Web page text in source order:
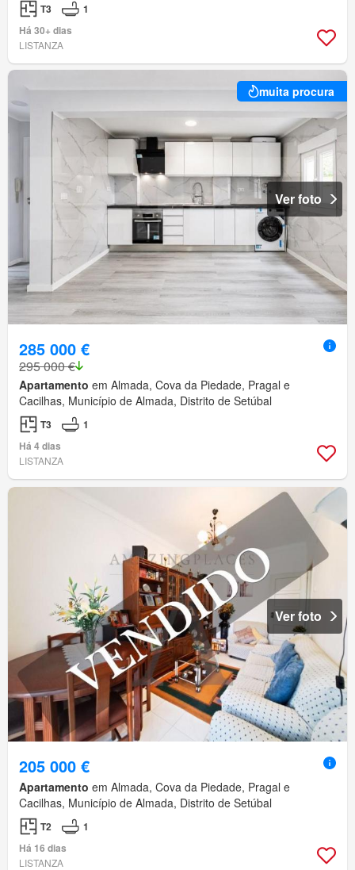
T3
1
Há 30+ dias
LISTANZA
muita procura
Ver foto
285 000 €
295 000 €
Apartamento em Almada, Cova da Piedade, Pragal e
Cacilhas, Município de Almada, Distrito de Setúbal
T3
1
Há 4 dias
LISTANZA
Ver foto
205 000 €
Apartamento em Almada, Cova da Piedade, Pragal e
Cacilhas, Município de Almada, Distrito de Setúbal
T2
1
Há 16 dias
LISTANZA